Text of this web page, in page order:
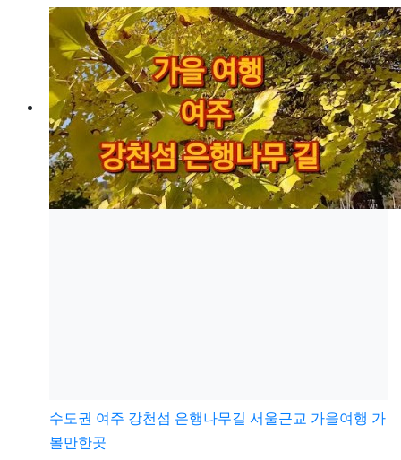
수도권 여주 강천섬 은행나무길 서울근교 가을여행 가
볼만한곳